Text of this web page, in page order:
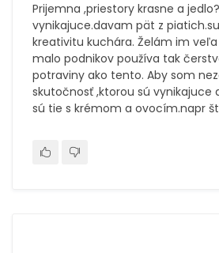
Prijemna ,priestory krasne a
vynikajuce.davam pät z
kreativitu kuchára. Želám im
malo podnikov používa tak
potraviny ako tento. Aby som
skutočnosť ,ktorou sú vynikajuce
sú tie s krémom a ovocím.napr